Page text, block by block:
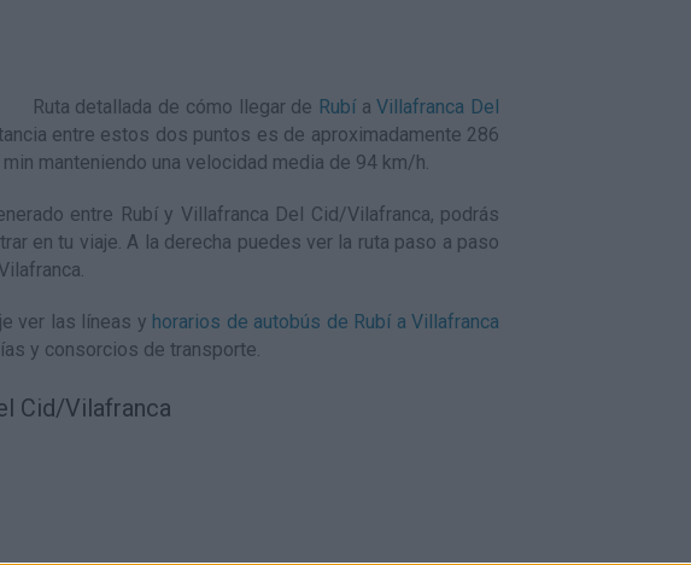
Ruta detallada de cómo llegar de RubíaVillafranca Del
entre estos dos puntos es de aproximadamente 286
manteniendo una velocidad media de 94 km/h.
entre Rubí y Villafranca Del Cid/Vilafranca, podrás
en tu viaje. A la derecha puedes ver la ruta paso a paso
.
ver las líneas y horarios de autobús de Rubí a Villafranca
y consorcios de transporte.
Cid/Vilafranca